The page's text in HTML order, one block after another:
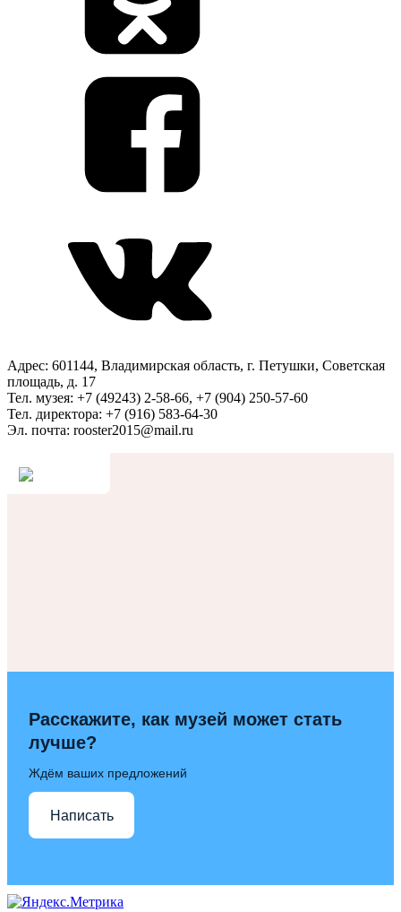
Адрес: 601144, Владимирская область, г. Петушки, Советская
площадь, д. 17
Тел. музея: +7 (49243) 2-58-66, +7 (904) 250-57-60
Тел. директора: +7 (916) 583-64-30
Эл. почта: rooster2015@mail.ru
Расскажите, как музей может стать
лучше?
Ждём ваших предложений
Написать